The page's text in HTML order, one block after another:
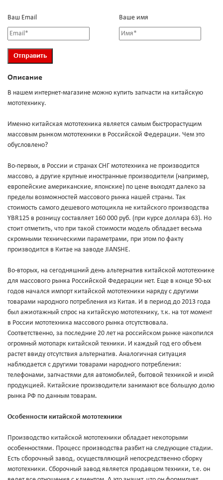
Ваш Email Ваше имя
Описание
В нашем интернет-магазине можно купить запчасти на китайскую
мототехнику.
Именно китайская мототехника является самым быстрорастущим
массовым рынком мототехники в Российской Федерации. Чем это
обусловлено?
Во-первых, в России и странах СНГ мототехника не производится
массово, а другие крупные иностранные производители (например,
европейские американские, японские) по цене выходят далеко за
пределы возможностей массового рынка нашей страны. Так
стоимость самого дешевого мотоцикла не китайского производства
YBR125 в розницу составляет 160 000 руб. (при курсе доллара 63). Но
стоит отметить, что при такой стоимости модель обладает весьма
скромными техническими параметрами, при этом по факту
производится в Китае на заводе JIANSHE.
Во-вторых, на сегодняшний день альтернатив китайской мототехнике
для массового рынка Российской Федерации нет. Еще в конце 90-ых
годов начался импорт китайской мототехники наряду с другими
товарами народного потребления из Китая. И в период до 2013 года
был ажиотажный спрос на китайскую мототехнику, т.к. на тот момент
в России мототехника массового рынка отсутствовала.
Соответственно, за последние 20 лет на российском рынке накопился
огромный мотопарк китайской техники. И каждый год его объем
растет ввиду отсутствия альтернатив. Аналогичная ситуация
наблюдается с другими товарами народного потребления:
телефонами, запчастями для автомобилей, бытовой техникой и иной
продукцией. Китайские производители занимают все большую долю
рынка РФ по данным товарам.
Особенности китайской мототехники
Производство китайской мототехники обладает некоторыми
особенностями. Процесс производства разбит на следующие стадии.
Есть сборочный завод, осуществляющий непосредственно сборку
мототехники. Сборочный завод является продавцом техники, т.е. он